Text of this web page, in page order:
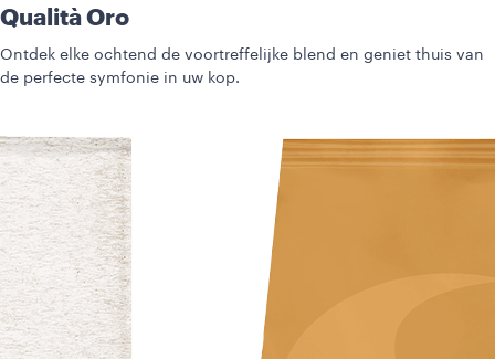
Espresso
De meest authentieke espresso. Ervaar echt Italiaans DNA met
Lavazza!
ONTDEK MEER